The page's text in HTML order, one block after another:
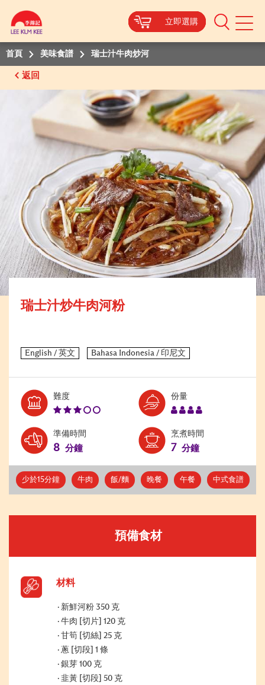
立即選購
Mobile
立即選購
立即選購
立即選購
首頁 美味食譜 瑞士汁牛肉炒河
返回
瑞士汁炒牛肉河粉
難度Level:
份量Serves:
準備時間
8 分鐘
烹煮時間
7 分鐘
少於15分鐘 牛肉 飯/麵 晚餐 午餐 中式食譜
預備食材
材料
新鮮河粉 350 克
牛肉 [切片] 120 克
甘筍 [切絲] 25 克
蔥 [切段] 1 條
銀芽 100 克
韭黃 [切段] 50 克